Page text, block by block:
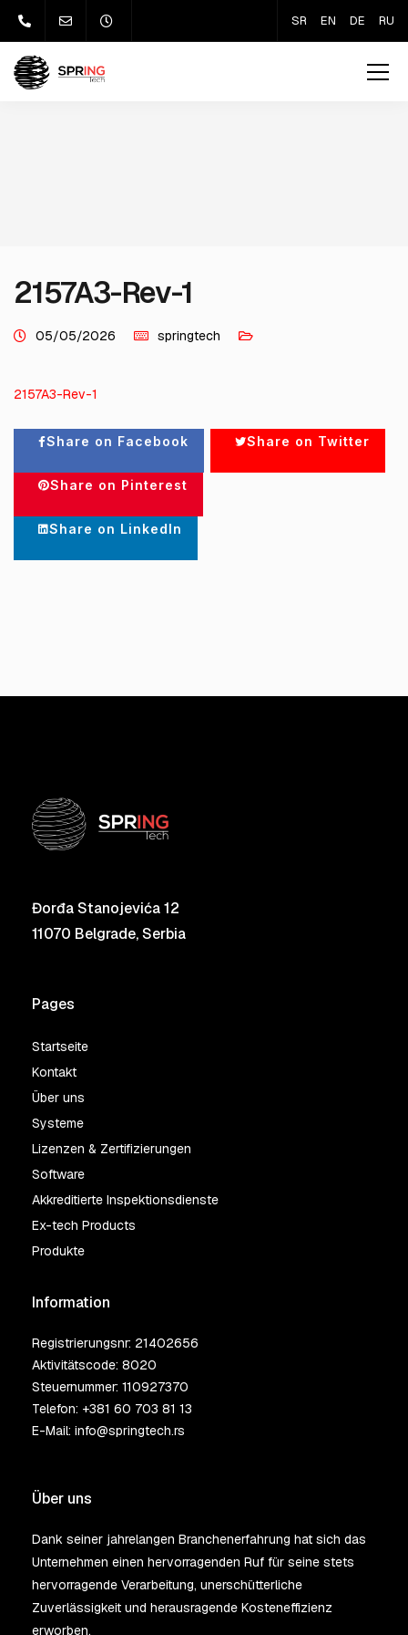
SR EN DE RU
2157A3-Rev-1
05/05/2026 springtech
2157A3-Rev-1
Share on Facebook Share on Twitter
Share on Pinterest
Share on LinkedIn
Đorđa Stanojevića 12
11070 Belgrade, Serbia
Pages
Startseite
Kontakt
Über uns
Systeme
Lizenzen & Zertifizierungen
Software
Akkreditierte Inspektionsdienste
Ex-tech Products
Produkte
Information
Registrierungsnr: 21402656
Aktivitätscode: 8020
Steuernummer: 110927370
Telefon: +381 60 703 81 13
E-Mail: info@springtech.rs
Über uns
Dank seiner jahrelangen Branchenerfahrung hat sich das
Unternehmen einen hervorragenden Ruf für seine stets
hervorragende Verarbeitung, unerschütterliche
Zuverlässigkeit und herausragende Kosteneffizienz
erworben.